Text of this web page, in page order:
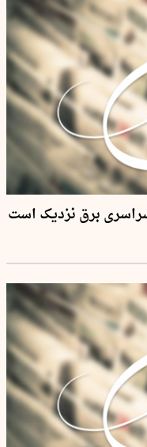
برق نزدیک است